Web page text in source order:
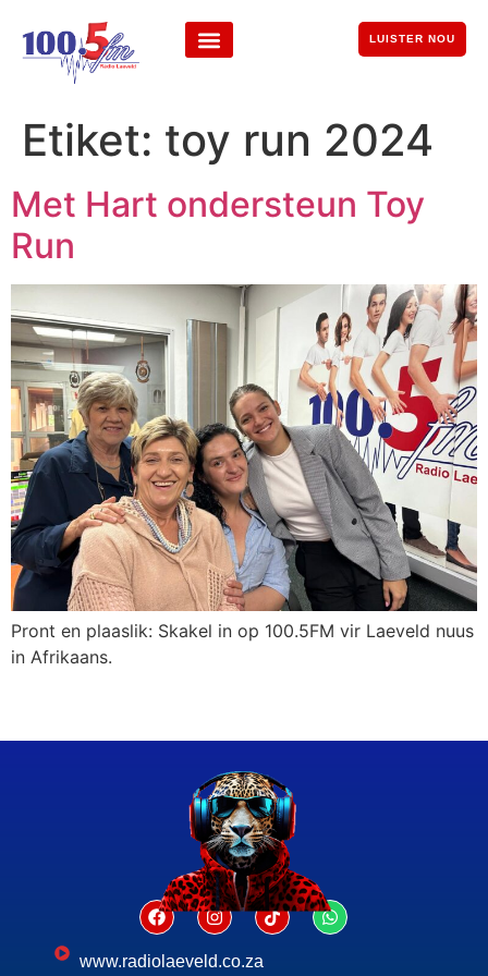
LUISTER NOU
Etiket: toy run 2024
Met Hart ondersteun Toy
Run
Pront en plaaslik: Skakel in op 100.5FM vir Laeveld nuus
in Afrikaans.
www.radiolaeveld.co.za